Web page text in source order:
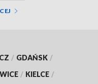
/ GDAŃSK /
/ KIELCE /